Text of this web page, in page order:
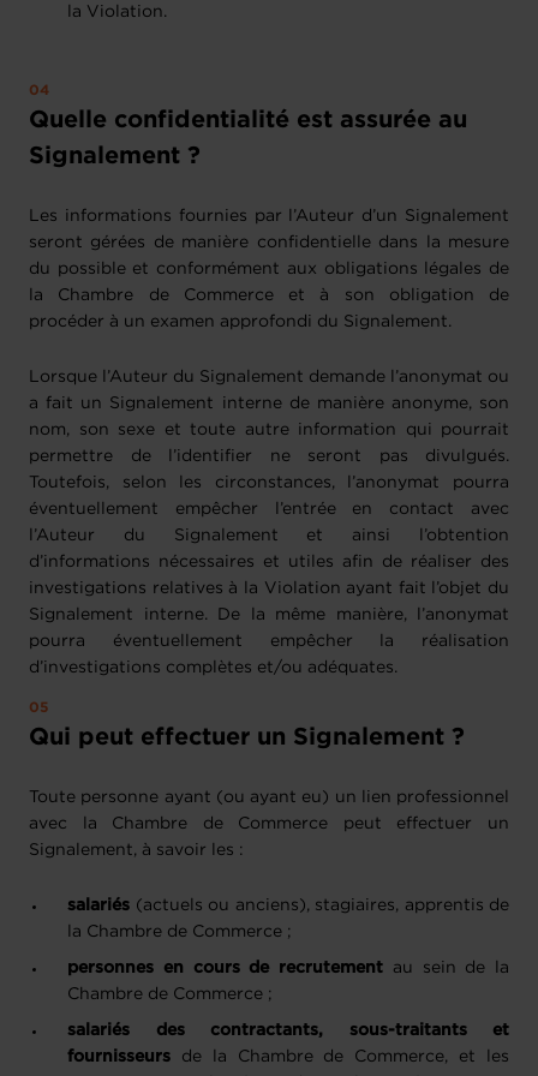
la Violation.
Quelle confidentialité est assurée au
Signalement ?
Les informations fournies par l’Auteur d’un Signalement
seront gérées de manière confidentielle dans la mesure
du possible et conformément aux obligations légales de
la Chambre de Commerce et à son obligation de
procéder à un examen approfondi du Signalement.
Lorsque l’Auteur du Signalement demande l’anonymat ou
a fait un Signalement interne de manière anonyme, son
nom, son sexe et toute autre information qui pourrait
permettre de l’identifier ne seront pas divulgués.
Toutefois, selon les circonstances, l’anonymat pourra
éventuellement empêcher l’entrée en contact avec
l’Auteur du Signalement et ainsi l’obtention
d’informations nécessaires et utiles afin de réaliser des
investigations relatives à la Violation ayant fait l’objet du
Signalement interne. De la même manière, l’anonymat
pourra éventuellement empêcher la réalisation
d’investigations complètes et/ou adéquates.
Qui peut effectuer un Signalement ?
Toute personne ayant (ou ayant eu) un lien professionnel
avec la Chambre de Commerce peut effectuer un
Signalement, à savoir les :
salariés (actuels ou anciens), stagiaires, apprentis de
la Chambre de Commerce ;
personnes en cours de recrutement au sein de la
Chambre de Commerce ;
salariés des contractants, sous-traitants et
fournisseurs de la Chambre de Commerce, et les